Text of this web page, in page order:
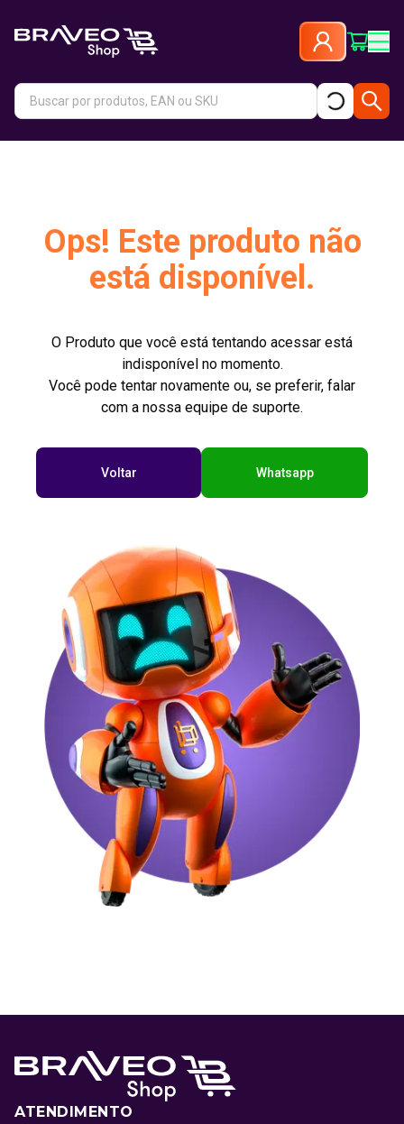
Ops! Este produto não
está disponível.
O Produto que você está tentando acessar está
indisponível no momento.
Você pode tentar novamente ou, se preferir, falar
com a nossa equipe de suporte.
Voltar Whatsapp
ATENDIMENTO